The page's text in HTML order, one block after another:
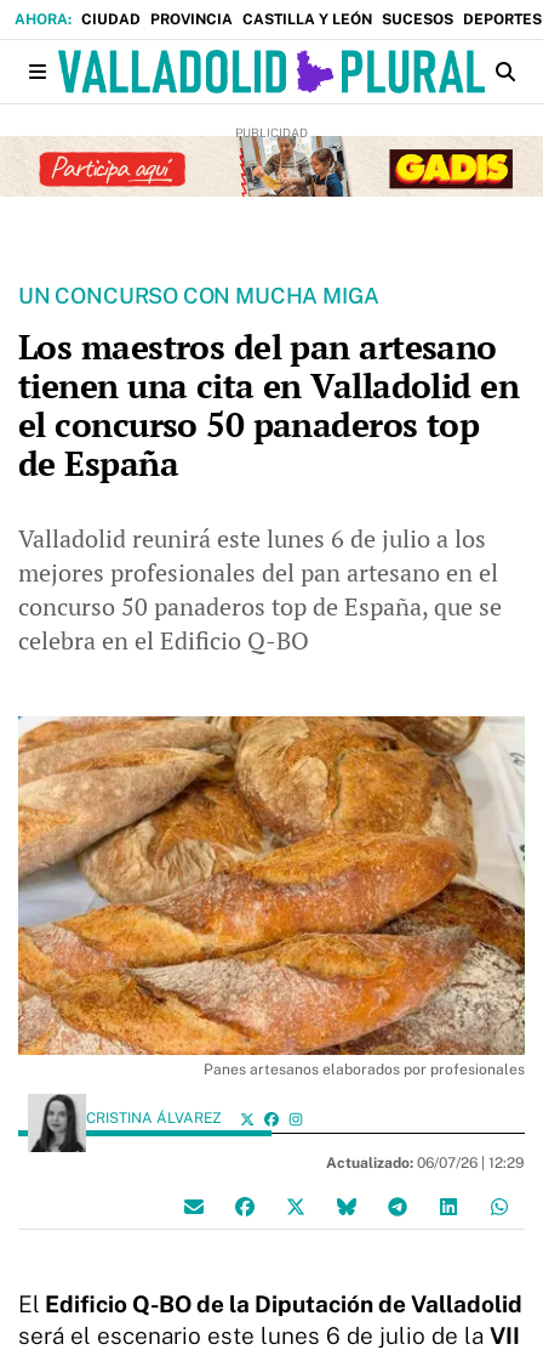
CIUDAD PROVINCIA CASTILLA Y LEÓN SUCESOS DEPORTES
UN CONCURSO CON MUCHA MIGA
Los maestros del pan artesano
tienen una cita en Valladolid en
el concurso 50 panaderos top
de España
Valladolid reunirá este lunes 6 de julio a los
mejores profesionales del pan artesano en el
concurso 50 panaderos top de España, que se
celebra en el Edificio Q-BO
Panes artesanos elaborados por profesionales
CRISTINA ÁLVAREZ
Actualizado: 06/07/26 | 12:29
El Edificio Q-BO de la Diputación de Valladolid
será el escenario este lunes 6 de julio de la VII